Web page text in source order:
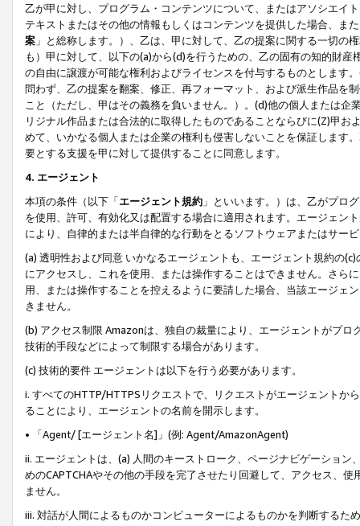
乙が甲に対し、プログラム・コンテンツについて、またはアソシエイ
テキストまたはその他の情報もしくはコンテンツを提供した場合、ま
案 」と総称します。）、乙は、甲に対して、乙の提案に関する一切
も）甲に対して、以下の(a)から(d)を行うための、乙の固有の知的財
の自由に譲渡が可能な権利およびライセンスを付与するものとします
問わず、乙の提案を翻案、修正、再フォーマット、および派生作品を
こと（ただし、甲はその義務を負いません。）。(d)他の個人または
リジナル作品または合法的に取得したものであることならびに(Z)甲
めて、いかなる個人または企業の権利も侵害しないことを保証します
要とする支援を甲に対して提供することに同意します。
4. エージェント
本項の条件（以下「エージェント規約 」といいます。）は、乙がプロ
を使用、許可、有効化又は配置する場合に適用されます。エージェン
により、自律的または半自律的な行動をとるソフトウェアまたはサー
(a) 透明性および同意 いかなるエージェントも、エージェント規約の
にアクセスし、これを使用、または操作することはできません。さら
用、または操作することを控えるように要請した場合、当該エージェ
きません。
(b) アクセス制限 Amazonは、独自の裁量により、エージェントがプ
技術的手段などによって制限する場合があります。
(c) 技術的要件 エージェントは以下を行う必要があります。
i. すべてのHTTP/HTTPSリクエストで、リクエストがエージェントか
ることにより、エージェントの名前を開示します。
• 「Agent/ [エージェント名]」(例: Agent/AmazonAgent)
ii. エージェントは、(a) 人間のキーストローク、ページナビゲーショ
めのCAPTCHAやその他の手段を完了させたり回避して、アクセス、
ません。
iii. 対話が人間によるものかコンピューターによるものかを判断するた